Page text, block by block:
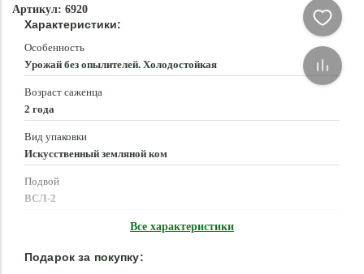
Артикул: 6920
Характеристики:
Особенность
Урожай без опылителей. Холодостойкая
Возраст саженца
2 года
Вид упаковки
Искусственный земляной ком
Подвой
ВСЛ-2
Все характеристики
Подарок за покупку: